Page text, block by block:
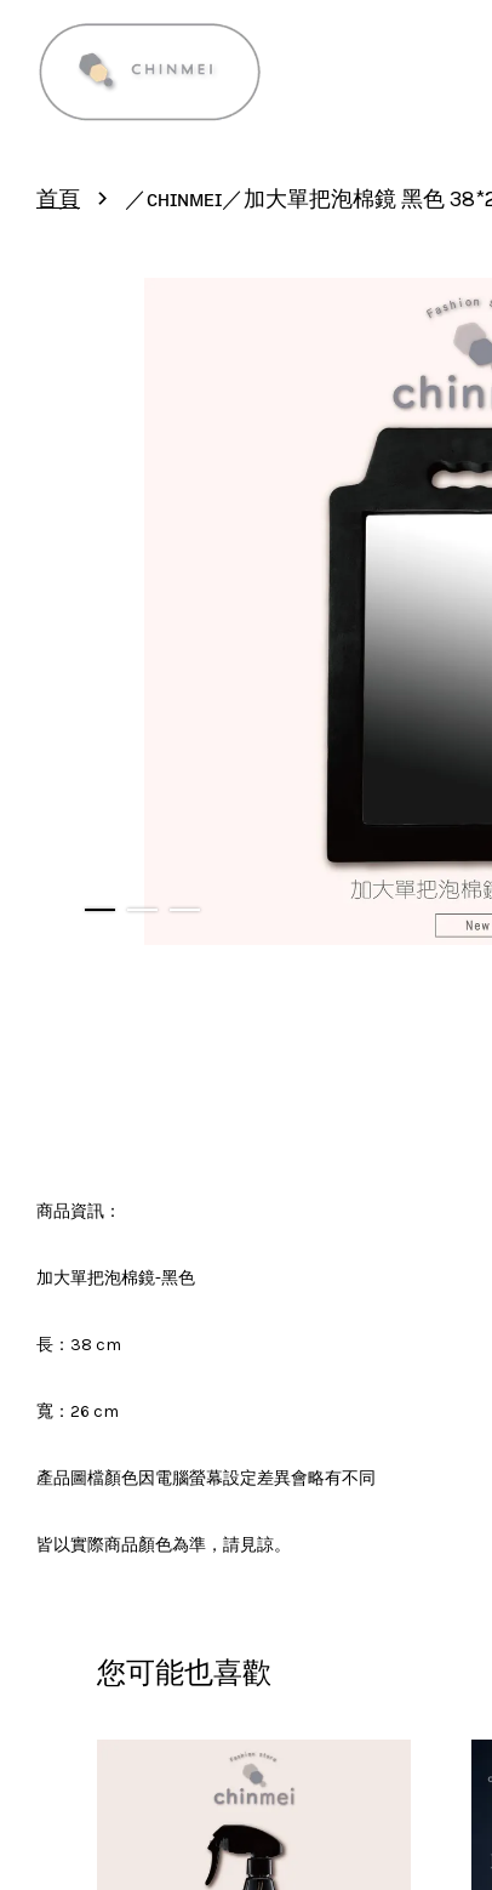
首頁 › ／ᴄʜɪɴᴍᴇɪ／加大單把泡棉鏡 黑色
商品資訊：
加大單把泡棉鏡-黑色
長：38 cm
寬：26 cm
產品圖檔顏色因電腦螢幕設定差異會略有不同
皆以實際商品顏色為準，請見諒。
您可能也喜歡